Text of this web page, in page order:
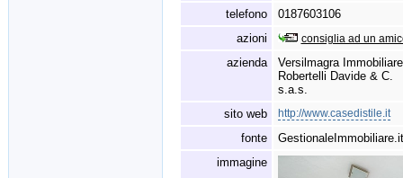
telefono
0187603106
azioni
consiglia ad un
azienda
Versilmagra
Robertelli Davide & C.
s.a.s.
sito web
http://www.casedistile.it
fonte
GestionaleImmobiliare.it
immagine